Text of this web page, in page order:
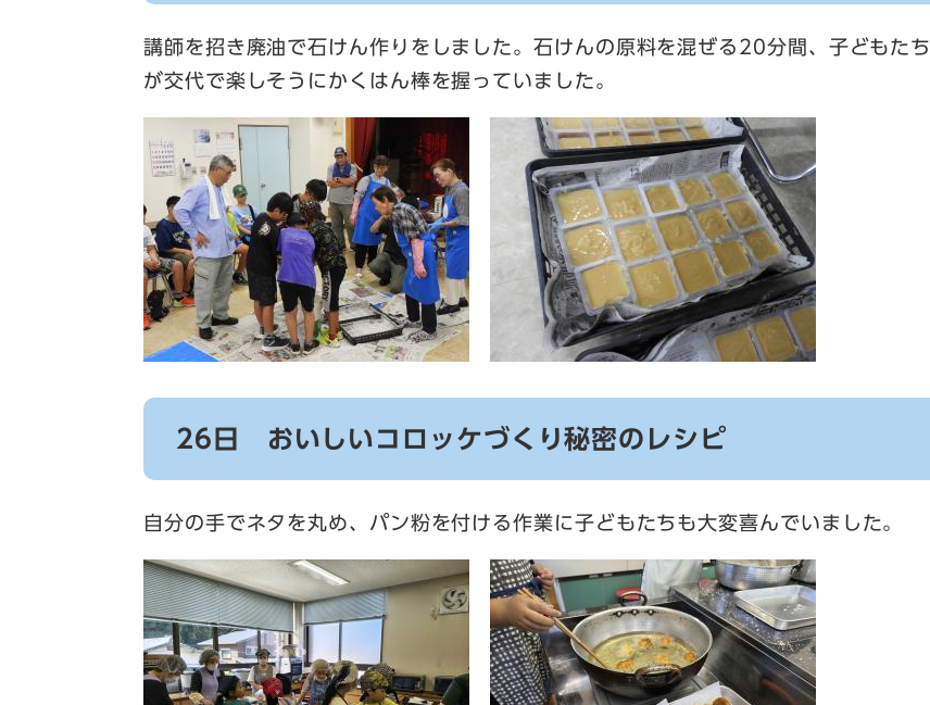
講師を招き廃油で石けん作りをしました。石けんの原料を混ぜる20分間、子どもたち
が交代で楽しそうにかくはん棒を握っていました。
26日 おいしいコロッケづくり秘密のレシピ
自分の手でネタを丸め、パン粉を付ける作業に子どもたちも大変喜んでいました。